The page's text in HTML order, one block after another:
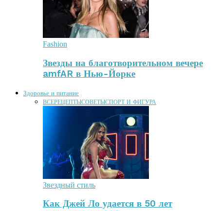
Fashion
Звезды на благотворительном вечере
amfAR в Нью-Йорке
Здоровье и питание
ВСЕРЕЦЕПТЫСОВЕТЫСПОРТ И ФИГУРА
Звездный стиль
Как Джей Ло удается в 50 лет